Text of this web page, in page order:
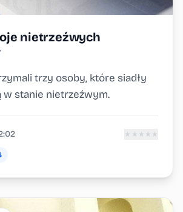
nietrzeźwych
trzy osoby, które siadły
w stanie nietrzeźwym.
★ ★ ★ ★ ★